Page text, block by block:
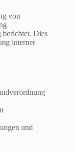
von
berichtet. Dies
interner
und